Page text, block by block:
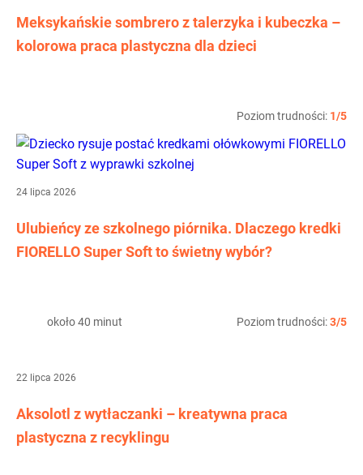
Meksykańskie sombrero z talerzyka i kubeczka –
kolorowa praca plastyczna dla dzieci
Poziom trudności: 1/5
24 lipca 2026
Ulubieńcy ze szkolnego piórnika. Dlaczego kredki
FIORELLO Super Soft to świetny wybór?
około 40 minut Poziom trudności:3/5
22 lipca 2026
Aksolotl z wytłaczanki – kreatywna praca
plastyczna z recyklingu